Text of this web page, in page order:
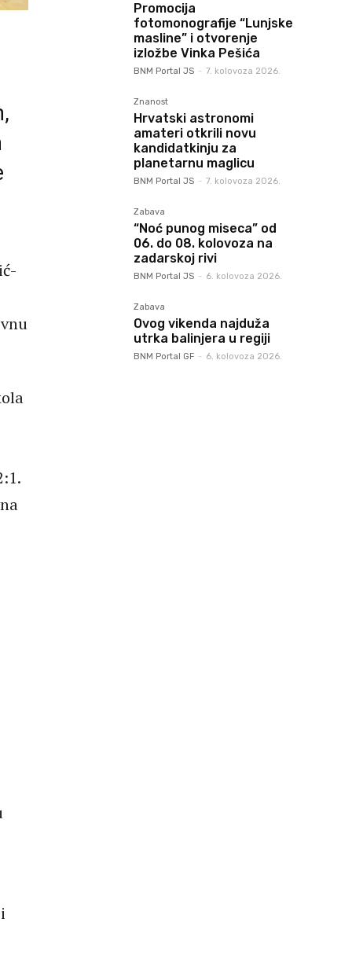
Promocija
fotomonografije “Lunjske
masline” i otvorenje
izložbe Vinka Pešića
BNM Portal JS - 7. kolovoza 2026.
Znanost
Hrvatski astronomi
amateri otkrili novu
kandidatkinju za
planetarnu maglicu
BNM Portal JS - 7. kolovoza 2026.
Zabava
“Noć punog miseca” od
06. do 08. kolovoza na
zadarskoj rivi
BNM Portal JS - 6. kolovoza 2026.
Zabava
Ovog vikenda najduža
utrka balinjera u regiji
BNM Portal GF - 6. kolovoza 2026.